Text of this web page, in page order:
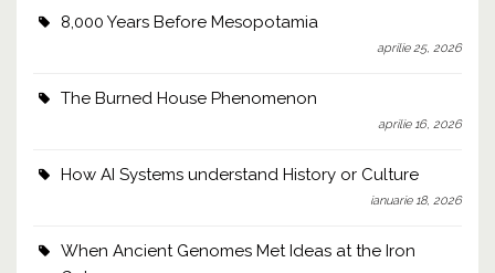
8,000 Years Before Mesopotamia
aprilie 25, 2026
The Burned House Phenomenon
aprilie 16, 2026
How AI Systems understand History or Culture
ianuarie 18, 2026
When Ancient Genomes Met Ideas at the Iron